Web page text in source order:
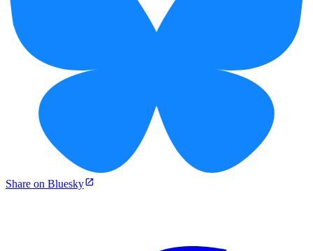
Share on Bluesky